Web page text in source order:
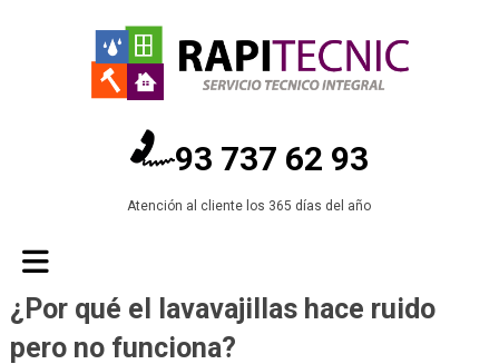
93 737 62 93
Atención al cliente los 365 días del año
¿Por qué el lavavajillas hace ruido
pero no funciona?